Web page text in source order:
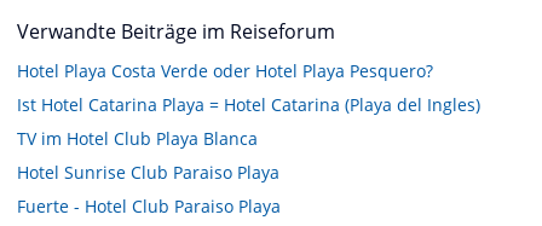
Verwandte Beiträge im Reiseforum
Hotel Playa Costa Verde oder Hotel Playa Pesquero?
Ist Hotel Catarina Playa = Hotel Catarina (Playa del Ingles)
TV im Hotel Club Playa Blanca
Hotel Sunrise Club Paraiso Playa
Fuerte - Hotel Club Paraiso Playa